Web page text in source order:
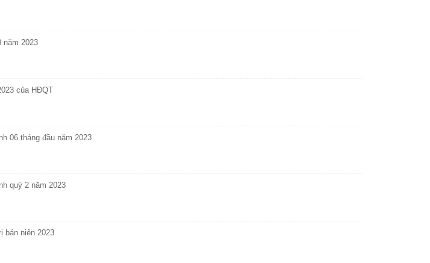
năm 2023
của HĐQT
06 tháng đầu năm 2023
quý 2 năm 2023
bán niên 2023